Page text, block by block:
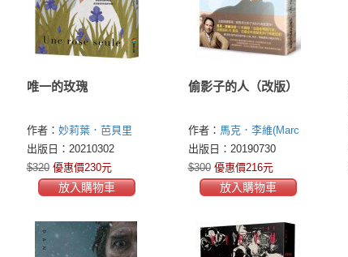
唯一的玫瑰
作者： 妙莉葉．芭貝里
(Muriel Barbery)
出版日：20210302
$320 優惠價230元
放入購物車
偷影子的人（改版）
作者： 馬克．李維(Marc
Levy)
出版日：20190730
$300 優惠價216元
放入購物車